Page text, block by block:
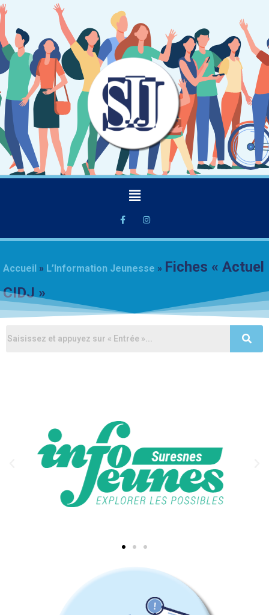
Accueil » L’Information Jeunesse » Fiches « Actuel
CIDJ »